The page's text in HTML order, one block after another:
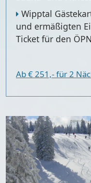
Wipptal
und ermäßigten
Ticket für den
Ab € 251,- für 2